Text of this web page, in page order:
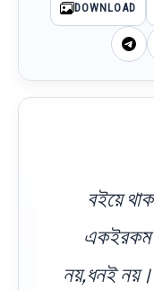
DOWNLOAD
বইয়ে
নয়,ধনই